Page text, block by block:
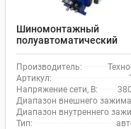
Шиномонтажный
полуавтоматический
станок EQFS TS-24 для
легкового транспорта
Производитель:
Артикул:
Напряжение сети, В:
Диапазон внешнего
Диапазон внутреннего
Тип: